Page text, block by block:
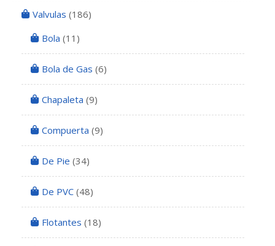
Valvulas (186)
Bola (11)
Bola de Gas (6)
Chapaleta (9)
Compuerta (9)
De Pie (34)
De PVC (48)
Flotantes (18)